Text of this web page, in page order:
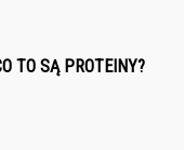
TO SĄ PROTEINY?